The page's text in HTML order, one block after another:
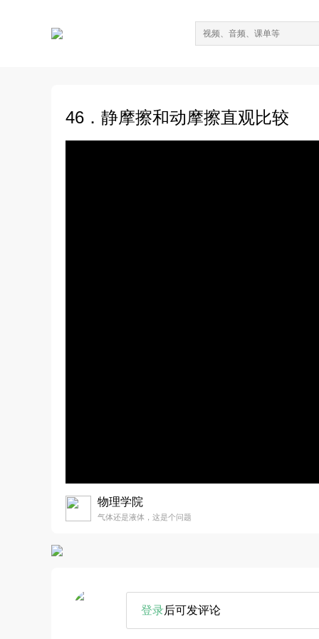
46．静摩擦和动摩擦直观比较
物理学院
气体还是液体，这是个问题
登录后可发评论